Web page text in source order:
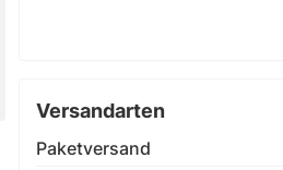
Versandarten
Paketversand